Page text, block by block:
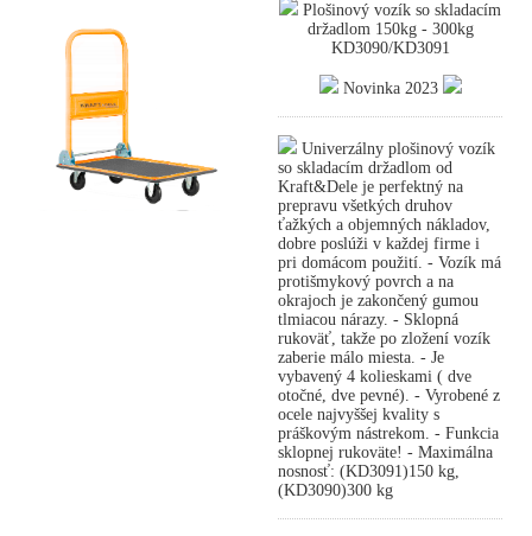
Plošinový vozík so skladacím
držadlom 150kg - 300kg
KD3090/KD3091
Novinka 2023
Univerzálny plošinový vozík
so skladacím držadlom od
Kraft&Dele je perfektný na
prepravu všetkých druhov
ťažkých a objemných nákladov,
dobre poslúži v každej firme i
pri domácom použití. - Vozík má
protišmykový povrch a na
okrajoch je zakončený gumou
tlmiacou nárazy. - Sklopná
rukoväť, takže po zložení vozík
zaberie málo miesta. - Je
vybavený 4 kolieskami ( dve
otočné, dve pevné). - Vyrobené z
ocele najvyššej kvality s
práškovým nástrekom. - Funkcia
sklopnej rukoväte! - Maximálna
nosnosť: (KD3091)150 kg,
(KD3090)300 kg